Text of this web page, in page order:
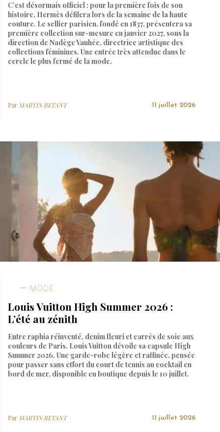
C’est désormais officiel : pour la première fois de son
histoire, Hermès défilera lors de la semaine de la haute
couture. Le sellier parisien, fondé en 1837, présentera sa
première collection sur-mesure en janvier 2027, sous la
direction de Nadège Vanhée, directrice artistique des
collections féminines. Une entrée très attendue dans le
cercle le plus fermé de la mode.
ParMARTIN BETANT 11 juillet 2026
MODE
Louis Vuitton High Summer 2026 :
L’été au zénith
Entre raphia réinventé, denim fleuri et carrés de soie aux
couleurs de Paris, Louis Vuitton dévoile sa capsule High
Summer 2026. Une garde-robe légère et raffinée, pensée
pour passer sans effort du court de tennis au cocktail en
bord de mer, disponible en boutique depuis le 10 juillet.
Par MARTIN BETANT 11 juillet 2026